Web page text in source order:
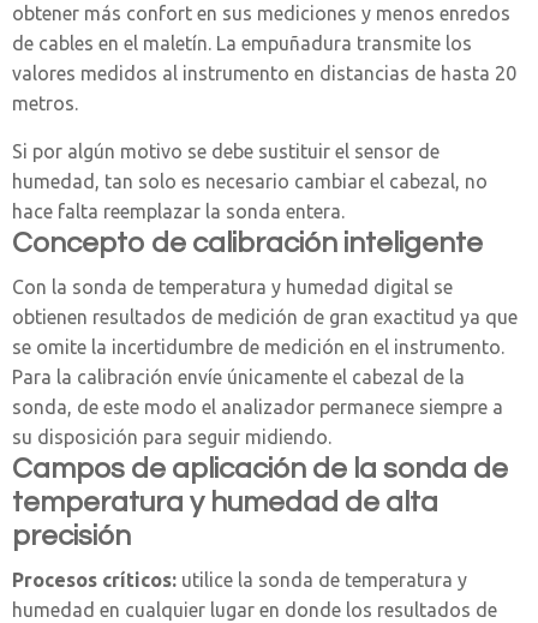
obtener más confort en sus mediciones y menos enredos
de cables en el maletín. La empuñadura transmite los
valores medidos al instrumento en distancias de hasta 20
metros.
Si por algún motivo se debe sustituir el sensor de
humedad, tan solo es necesario cambiar el cabezal, no
hace falta reemplazar la sonda entera.
Concepto de calibración inteligente
Con la sonda de temperatura y humedad digital se
obtienen resultados de medición de gran exactitud ya que
se omite la incertidumbre de medición en el instrumento.
Para la calibración envíe únicamente el cabezal de la
sonda, de este modo el analizador permanece siempre a
su disposición para seguir midiendo.
Campos de aplicación de la sonda de
temperatura y humedad de alta
precisión
Procesos críticos: utilice la sonda de temperatura y
humedad en cualquier lugar en donde los resultados de